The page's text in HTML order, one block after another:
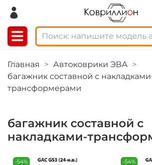
Главная
Автоковрики ЭВА
багажник составной с
трансформерами
багажник составной с
накладками-
-54% -54%